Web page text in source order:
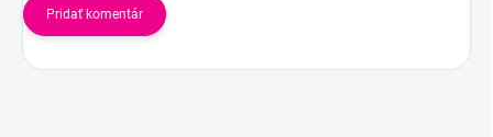
Pridať komentár